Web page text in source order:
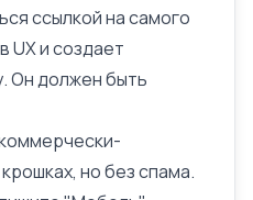
ссылкой на самого
UX и создает
Он должен быть
но без спама.